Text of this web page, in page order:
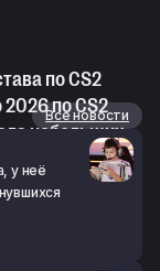
по CS2
по CS2
небольших
Все новости
у неё